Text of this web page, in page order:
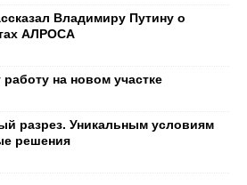
Владимиру Путину о
АЛРОСА
на новом участке
разрез. Уникальным условиям
решения